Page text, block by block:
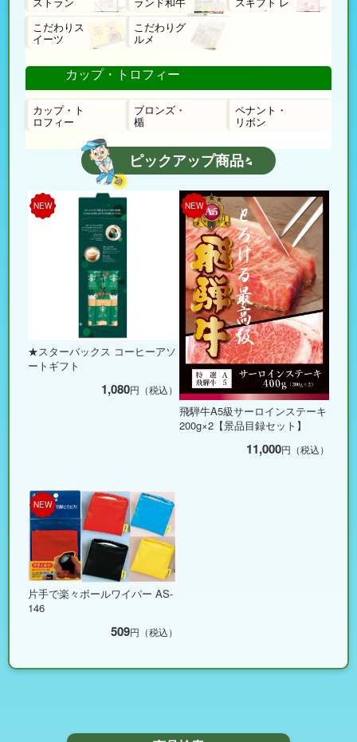
ストラン ランド和牛
スギフト レ
ローゼ
こだわりス
イーツ
こだわりグ
ルメ
カップ・トロフィー
カップ・ト
ロフィー
ブロンズ・
楯
ペナント・
リボン
ピックアップ商品
NEW
★スターバックス コーヒーアソ
ートギフト
1,080円（税込）
NEW
飛騨牛A5級サーロインステーキ
200g×2【景品目録セット】
11,000円（税込）
NEW
片手で楽々ボールワイパー AS-
146
509円（税込）